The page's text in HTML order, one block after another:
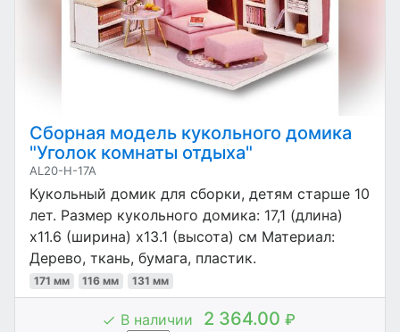
Сборная модель кукольного домика
"Уголок комнаты отдыха"
AL20-H-17A
Кукольный домик для сборки, детям старше 10
лет. Размер кукольного домика: 17,1 (длина)
x11.6 (ширина) x13.1 (высота) см Материал:
Дерево, ткань, бумага, пластик.
171 мм 116 мм 131 мм
В наличии 2 364.00 ₽